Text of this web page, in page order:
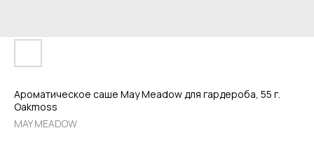
Ароматическое саше May Meadow для гардероба, 55 г.
Oakmoss
MAY MEADOW